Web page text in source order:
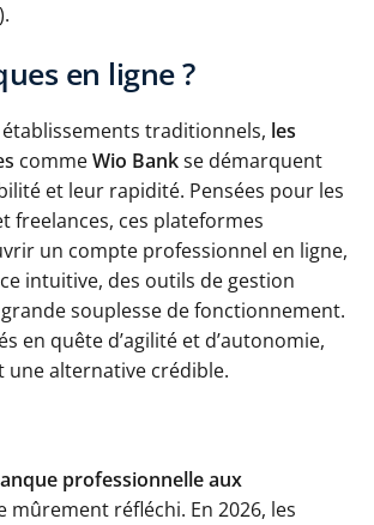
en ligne ?
établissements traditionnels, les
commeWio Bankse démarquent
et leur rapidité. Pensées pour les
freelances, ces plateformes
un compte professionnel en ligne,
intuitive, des outils de gestion
souplesse de fonctionnement.
en quête d’agilité et d’autonomie,
une alternative crédible.
professionnelle aux
mûrement réfléchi. En 2026, les